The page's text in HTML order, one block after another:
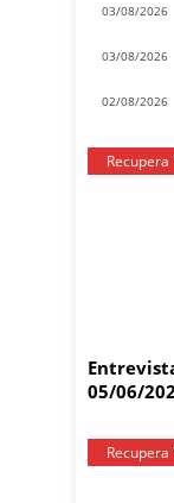
03/08/2026
03/08/2026
02/08/2026
Recupera
05/06/
Recupera